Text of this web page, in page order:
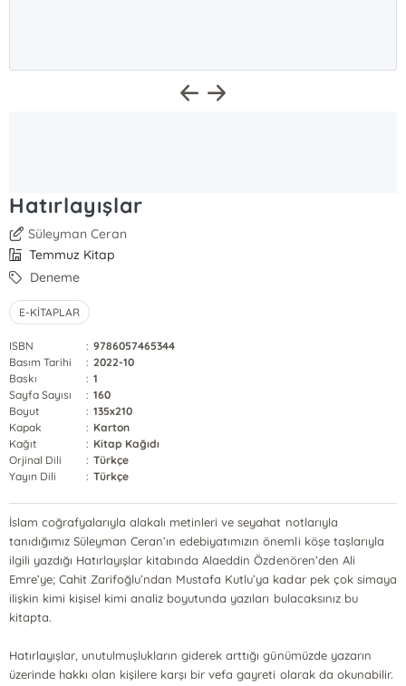
Hatırlayışlar
Süleyman Ceran
Temmuz Kitap
Deneme
E-KİTAPLAR
ISBN : 9786057465344
Basım Tarihi
: 2022-10
Baskı
: 1
Sayfa Sayısı
: 160
Boyut
: 135x210
Kapak
: Karton
Kağıt
: Kitap Kağıdı
Orjinal Dili
: Türkçe
Yayın Dili
: Türkçe
İslam coğrafyalarıyla alakalı metinleri ve seyahat notlarıyla
tanıdığımız Süleyman Ceran’ın edebiyatımızın önemli köşe taşlarıyla
ilgili yazdığı Hatırlayışlar kitabında Alaeddin Özdenören’den Ali
Emre’ye; Cahit Zarifoğlu’ndan Mustafa Kutlu’ya kadar pek çok simaya
ilişkin kimi kişisel kimi analiz boyutunda yazıları bulacaksınız bu
kitapta.
Hatırlayışlar, unutulmuşlukların giderek arttığı günümüzde yazarın
üzerinde hakkı olan kişilere karşı bir vefa gayreti olarak da okunabilir.